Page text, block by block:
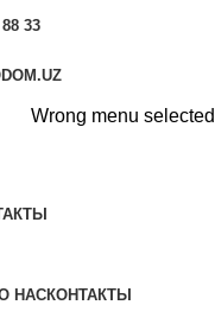
33
Wrong menu selected
НАСКОНТАКТЫ